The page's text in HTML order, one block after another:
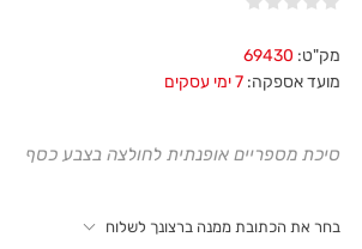
מק"ט: 69430
מועד אספקה: 7 ימי עסקים
סיכת מספריים אופנתית לחולצה בצבע כסף
בחר את הכתובת ממנה ברצונך לשלוח